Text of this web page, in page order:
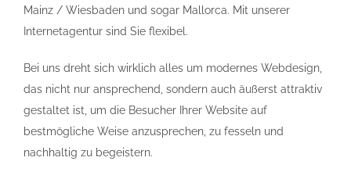
Mainz / Wiesbaden und sogar Mallorca. Mit unserer
Internetagentur sind Sie flexibel.
Bei uns dreht sich wirklich alles um modernes Webdesign,
das nicht nur ansprechend, sondern auch äußerst attraktiv
gestaltet ist, um die Besucher Ihrer Website auf
bestmögliche Weise anzusprechen, zu fesseln und
nachhaltig zu begeistern.